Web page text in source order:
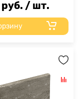
руб. / шт.